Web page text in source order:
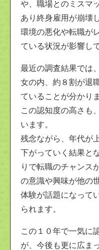
や、職場とのミスマ
あり終身雇用が崩壊
環境の悪化や転職が
ている状況が影響し
最近の調査結果では
女の内、約８割が退
ていることが分かり
この認知度の高さも
います。
残念ながら、年代が
下がっていく結果と
りで転職のチャンス
の意識や興味が他の
体験が話題になって
られます。
この１０年で一気に
が、今後も更に広ま